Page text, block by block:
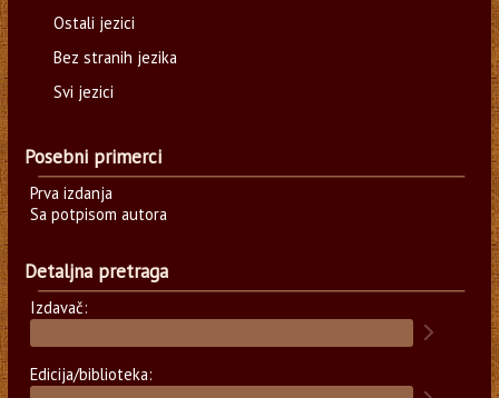
Ostali jezici
Bez stranih jezika
Svi jezici
Posebni primerci
Prva izdanja
Sa potpisom autora
Detaljna pretraga
Izdavač:
Edicija/biblioteka: